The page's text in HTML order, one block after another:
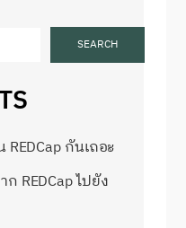
SEARCH
REDCap กันเถอะ
REDCap ไปยัง